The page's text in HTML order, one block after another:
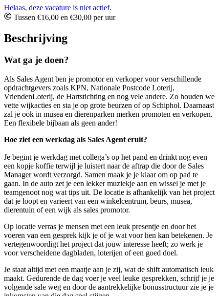
Helaas, deze vacature is niet actief.
Tussen €16,00 en €30,00 per uur
Beschrijving
Wat ga je doen?
Als Sales Agent ben je promotor en verkoper voor verschillende
opdrachtgevers zoals KPN, Nationale Postcode Loterij,
VriendenLoterij, de Hartstichting en nog vele andere. Zo houden we
vette wijkacties en sta je op grote beurzen of op Schiphol. Daarnaast
zal je ook in musea en dierenparken merken promoten en verkopen.
Een flexibele bijbaan als geen ander!
Hoe ziet een werkdag als Sales Agent eruit?
Je begint je werkdag met collega’s op het pand en drinkt nog even
een kopje koffie terwijl je luistert naar de aftrap die door de Sales
Manager wordt verzorgd. Samen maak je je klaar om op pad te
gaan. In de auto zet je een lekker muziekje aan en wissel je met je
teamgenoot nog wat tips uit. De locatie is afhankelijk van het project
dat je loopt en varieert van een winkelcentrum, beurs, musea,
dierentuin of een wijk als sales promotor.
Op locatie verras je mensen met een leuk presentje en door het
voeren van een gesprek kijk je of je wat voor hen kan betekenen. Je
vertegenwoordigt het project dat jouw interesse heeft; zo werk je
voor verscheidene dagbladen, loterijen of een goed doel.
Je staat altijd met een maatje aan je zij, wat de shift automatisch leuk
maakt. Gedurende de dag voer je veel leuke gesprekken, schrijf je je
volgende sale weg en door de aantrekkelijke bonusstructuur zie je je